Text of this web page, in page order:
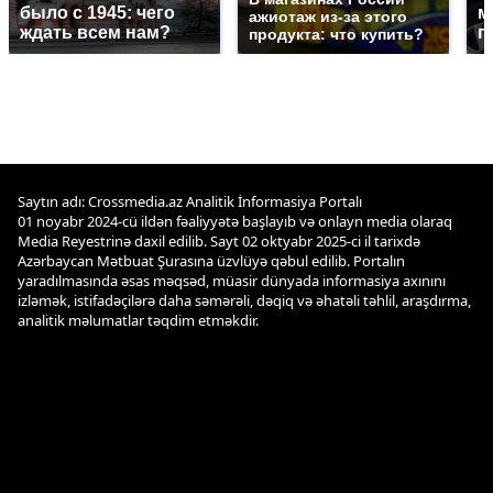
было с 1945: чего
ждать всем нам?
ажиотаж из-за этого
продукта: что купить?
Saytın adı: Crossmedia.az Analitik İnformasiya Portalı
01 noyabr 2024-cü ildən fəaliyyətə başlayıb və onlayn media olaraq
Media Reyestrinə daxil edilib. Sayt 02 oktyabr 2025-ci il tarixdə
Azərbaycan Mətbuat Şurasına üzvlüyə qəbul edilib. Portalın
yaradılmasında əsas məqsəd, müasir dünyada informasiya axınını
izləmək, istifadəçilərə daha səmərəli, dəqiq və əhatəli təhlil, araşdırma,
analitik məlumatlar təqdim etməkdir.